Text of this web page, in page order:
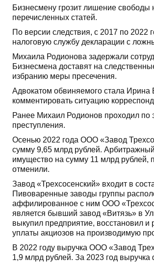
Бизнесмену грозит лишение свободы
перечисленных статей.
По версии следствия, с 2017 по 2022
налоговую службу декларации с
Михаила Родионова задержали
Бизнесмена доставят на
избранию меры пресечения.
Адвокатом обвиняемого стала
комментировать ситуацию
Ранее Михаил Родионов проходил по
преступления.
Осенью 2022 года ООО «Завод
сумму 9,65 млрд рублей.
имущество на сумму 11 млрд
отменили.
Завод «Трехсосенский» входит в
Пивоваренные заводы группы
аффилированное с ним ООО
является бывший завод «Витязь» в
выкупил предприятие, восстановил
уплаты акциозов на производимую
В 2022 году выручка ООО «Завод
1,9 млрд рублей. За 2023 год